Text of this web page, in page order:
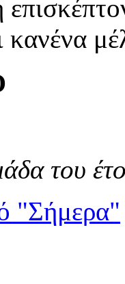
κανένα
του
"Σήμερα"